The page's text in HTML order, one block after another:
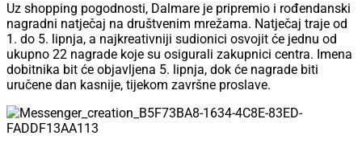
Uz shopping pogodnosti, Dalmare je pripremio i rođendanski
nagradni natječaj na društvenim mrežama. Natječaj traje od
1. do 5. lipnja, a najkreativniji sudionici osvojit će jednu od
ukupno 22 nagrade koje su osigurali zakupnici centra. Imena
dobitnika bit će objavljena 5. lipnja, dok će nagrade biti
uručene dan kasnije, tijekom završne proslave.